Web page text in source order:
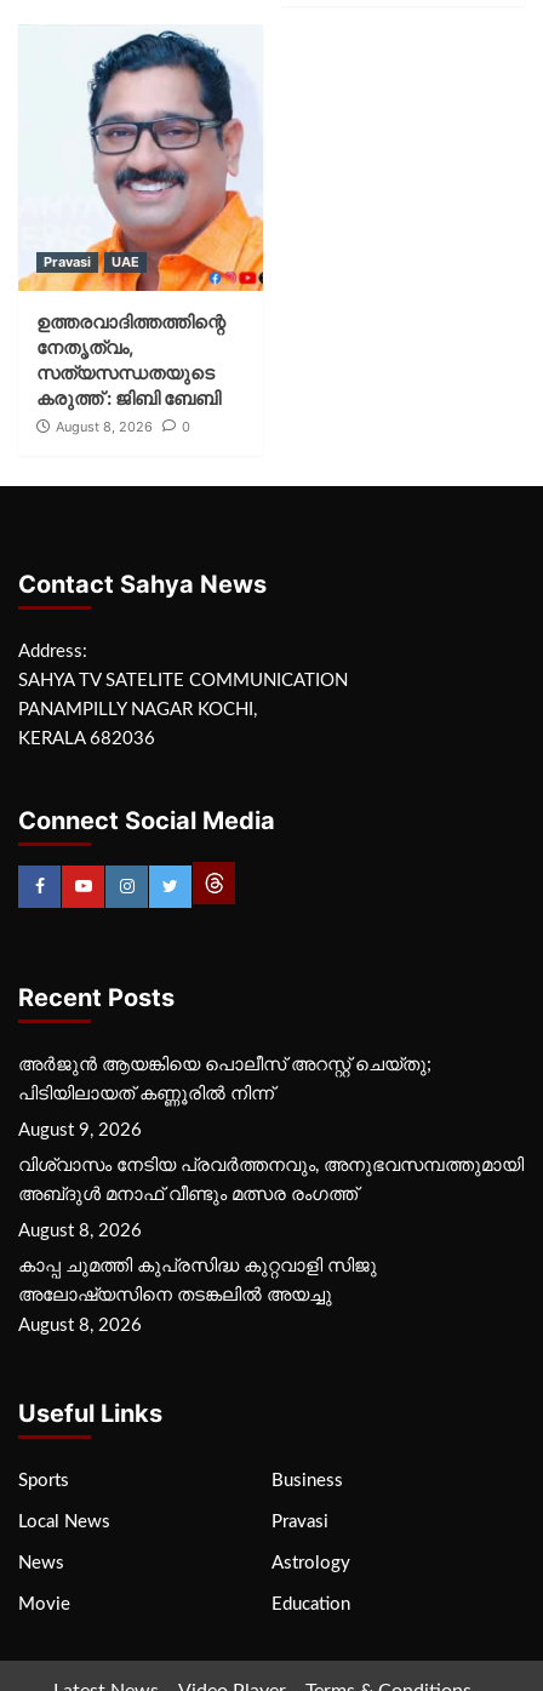
Pravasi UAE
ഉത്തരവാദിത്തത്തിന്റെ
നേതൃത്വം,
സത്യസന്ധതയുടെ
കരുത്ത് : ജിബി ബേബി
August 8, 2026 0
Contact Sahya News
Address:
SAHYA TV SATELITE COMMUNICATION
PANAMPILLY NAGAR KOCHI,
KERALA 682036
Connect Social Media
Recent Posts
അർജുൻ ആയങ്കിയെ പൊലീസ് അറസ്റ്റ് ചെയ്‌തു;
പിടിയിലായത് കണ്ണൂരിൽ നിന്ന്
August 9, 2026
വിശ്വാസം നേടിയ പ്രവർത്തനവും, അനുഭവസമ്പത്തുമായി
അബ്‌ദുൾ മനാഫ് വീണ്ടും മത്സര രംഗത്ത്
August 8, 2026
കാപ്പ ചുമത്തി കുപ്രസിദ്ധ കുറ്റവാളി സിജു
അലോഷ്യസിനെ തടങ്കലിൽ അയച്ചു
August 8, 2026
Useful Links
Sports Business
Local News Pravasi
News Astrology
Movie Education